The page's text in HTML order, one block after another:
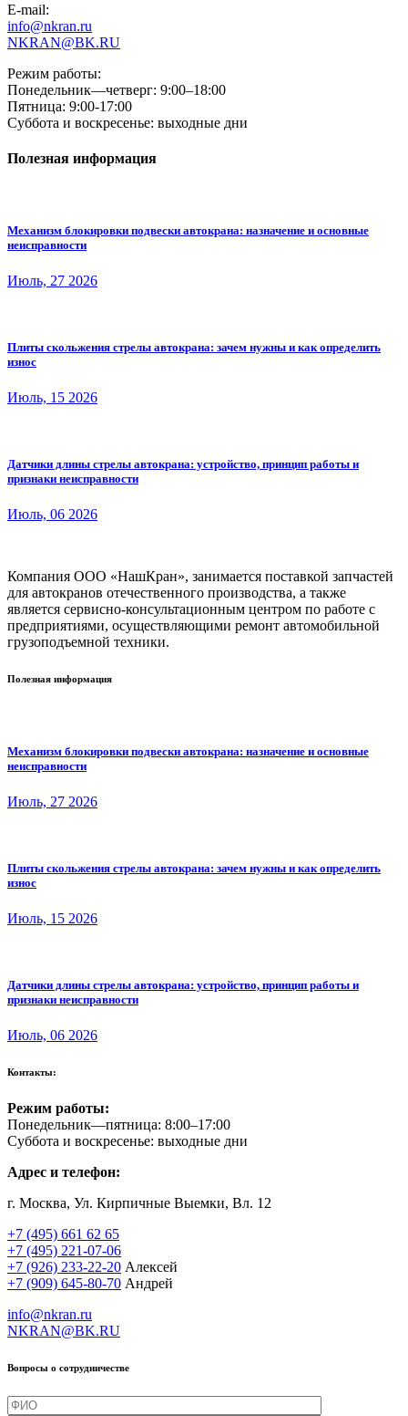
E-mail:
info@nkran.ru
NKRAN@BK.RU
Режим работы:
Понедельник—четверг: 9:00–18:00
Пятница: 9:00-17:00
Суббота и воскресенье: выходные дни
Полезная информация
Механизм блокировки подвески автокрана: назначение и основные
неисправности
Июль, 27 2026
Плиты скольжения стрелы автокрана: зачем нужны и как определить
износ
Июль, 15 2026
Датчики длины стрелы автокрана: устройство, принцип работы и
признаки неисправности
Июль, 06 2026
Компания ООО «НашКран», занимается поставкой запчастей
для автокранов отечественного производства, а также
является сервисно-консультационным центром по работе с
предприятиями, осуществляющими ремонт автомобильной
грузоподъемной техники.
Полезная информация
Механизм блокировки подвески автокрана: назначение и основные
неисправности
Июль, 27 2026
Плиты скольжения стрелы автокрана: зачем нужны и как определить
износ
Июль, 15 2026
Датчики длины стрелы автокрана: устройство, принцип работы и
признаки неисправности
Июль, 06 2026
Контакты:
Режим работы:
Понедельник—пятница: 8:00–17:00
Суббота и воскресенье: выходные дни
Адрес и телефон:
г. Москва, Ул. Кирпичные Выемки, Вл. 12
+7 (495) 661 62 65
+7 (495) 221-07-06
+7 (926) 233-22-20 Алексей
+7 (909) 645-80-70 Андрей
info@nkran.ru
NKRAN@BK.RU
Вопросы о сотрудничестве